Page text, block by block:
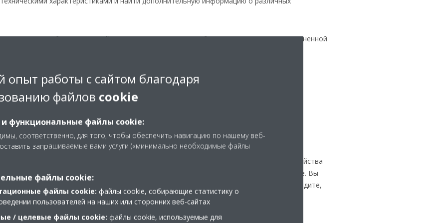
старые мобильные устройства не поддерживают необходимую технологию дополненной
устройство несовместимо с этой технологией, вы все равно можете использовать
по использованию маркера.
формата A4.
в том месте, где вы хотели бы установить блок, затем с помощью мобильного устройства
вы увидите 3D-модель выбранного кондиционера на вашей стене в реальном размере. Вы
на пол террасы или балкона, где вы бы хотели установить наружный блок, и вы увидите,
работы с сайтом благодаря
файлов cookie
функциональные файлы cookie:
соответственно, для того, чтобы обеспечить навигацию по нашему веб-
запрашиваемые вами услуги («минимально необходимые файлы
файлы cookie:
файлы cookie: файлы cookie, собирающие статистику о
пользователей на наших или сторонних веб-сайтах
/ целевые файлы cookie: файлы cookie, используемые для